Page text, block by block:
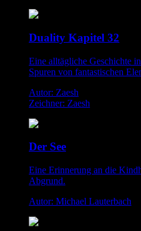
Duality Kapitel 32
Eine alltägliche Geschichte
Spuren von fantastischen
Autor: Zaesh
Zeichner: Zaesh
Der See
Eine Erinnerung an die
Abgrund.
Autor: Michael Lauterbach